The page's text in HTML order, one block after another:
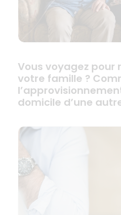
Vous voyagez pour
votre famille ?
domicile d’une